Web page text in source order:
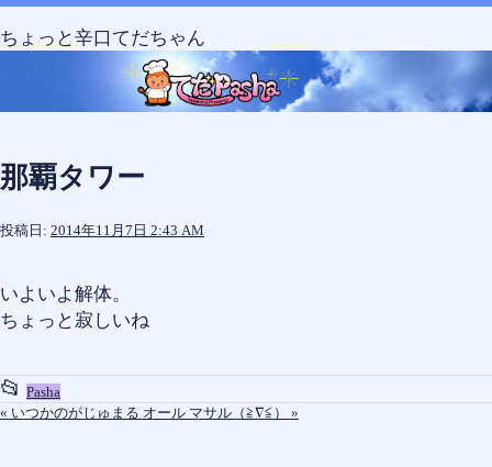
コ
ン
ツ
ス
キ
プ
ちょっと辛口てだちゃん
那覇タワー
投稿日: 2014年11月7日 2:43 AM
いよいよ解体。
ちょっと寂しいね
📂 投
稿
Pasha
« いつかのがじゅまる オール マサル（≧∇≦） »